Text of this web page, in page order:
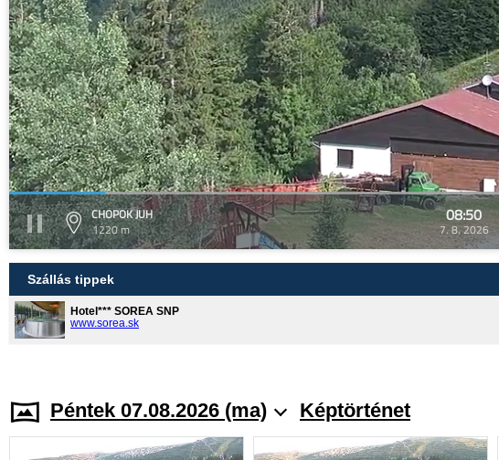
CHOPOK JUH
1220 m
08:50
7. 8. 2026
Szállás tippek
Hotel*** SOREA SNP
www.sorea.sk
Péntek 07.08.2026 (ma) Képtörténet